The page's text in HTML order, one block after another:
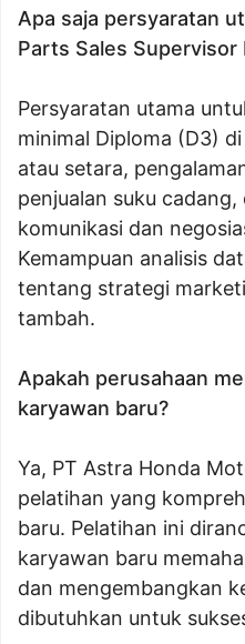
Apa saja persyaratan
Parts Sales Supervisor
Persyaratan utama
minimal Diploma (D3)
atau setara,
penjualan suku
komunikasi dan
Kemampuan analisis
tentang strategi
tambah.
Apakah perusahaan
karyawan baru?
Ya, PT Astra Honda
pelatihan yang
baru. Pelatihan ini
karyawan baru
dan mengembangkan
dibutuhkan untuk